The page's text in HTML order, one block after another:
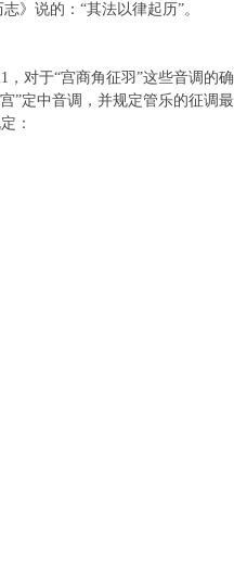
》说的：“其法以律起历”。
对于“宫商角征羽”这些音调的确
”定中音调，并规定管乐的征调最
：